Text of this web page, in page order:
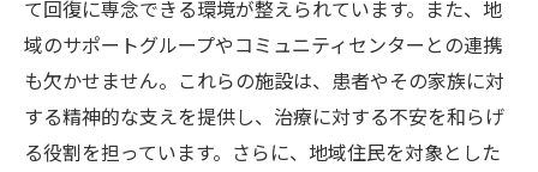
て回復に専念できる環境が整えられています。また、地
域のサポートグループやコミュニティセンターとの連携
も欠かせません。これらの施設は、患者やその家族に対
する精神的な支えを提供し、治療に対する不安を和らげ
る役割を担っています。さらに、地域住民を対象とした